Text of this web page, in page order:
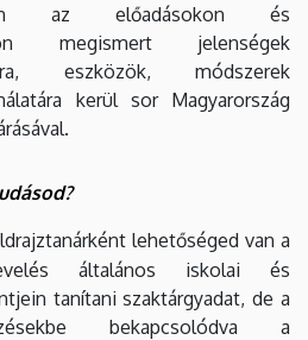
az előadásokon és
megismert jelenségek
eszközök, módszerek
kerül sor Magyarország
lehetőséged van a
általános iskolai és
tanítani szaktárgyadat, de a
bekapcsolódva a